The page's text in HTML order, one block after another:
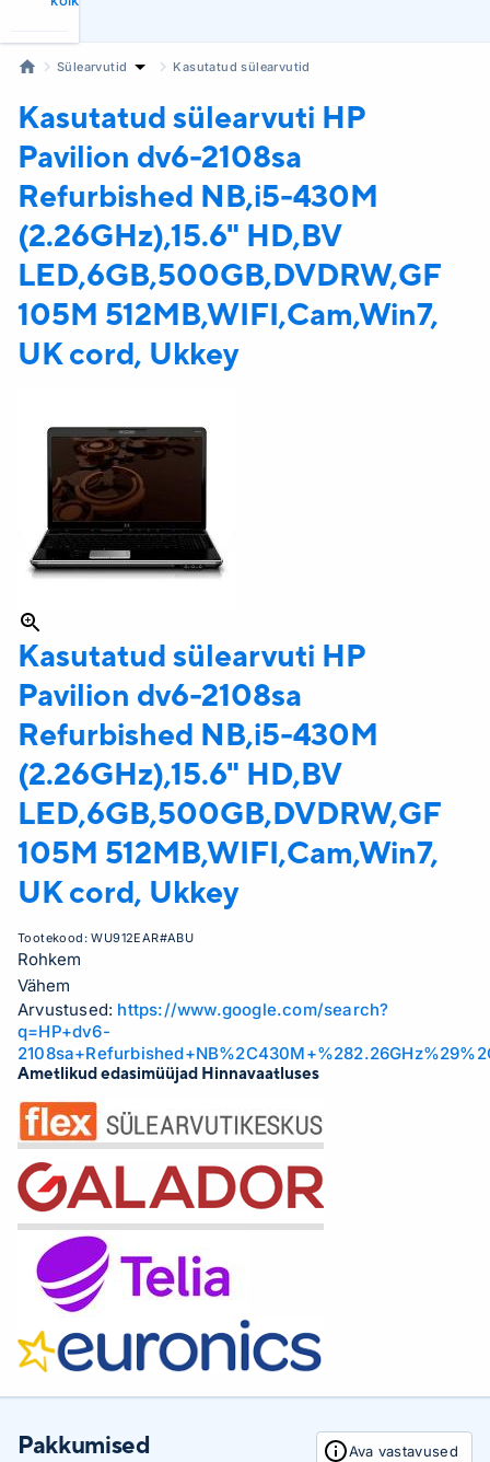
Sülearvutid Kasutatud sülearvutid
Kasutatud sülearvuti HP
Pavilion dv6-2108sa
Refurbished NB,i5-430M
(2.26GHz),15.6" HD,BV
LED,6GB,500GB,DVDRW,GF
105M 512MB,WIFI,Cam,Win7,
UK cord, Ukkey
Kasutatud sülearvuti HP
Pavilion dv6-2108sa
Refurbished NB,i5-430M
(2.26GHz),15.6" HD,BV
LED,6GB,500GB,DVDRW,GF
105M 512MB,WIFI,Cam,Win7,
UK cord, Ukkey
Tootekood:WU912EAR#ABU
Rohkem
Vähem
Arvustused: https://www.google.com/search?
q=HP+dv6-
Ametlikud edasimüüjad Hinnavaatluses
Pakkumised Ava vastavused